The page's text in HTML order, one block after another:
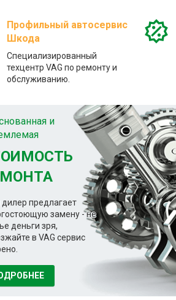
Профильный автосервис
Шкода
Специализированный
техцентр VAG по ремонту и
обслуживанию.
и
дилер предлагает
замену - не
деньги зря,
в VAG сервис